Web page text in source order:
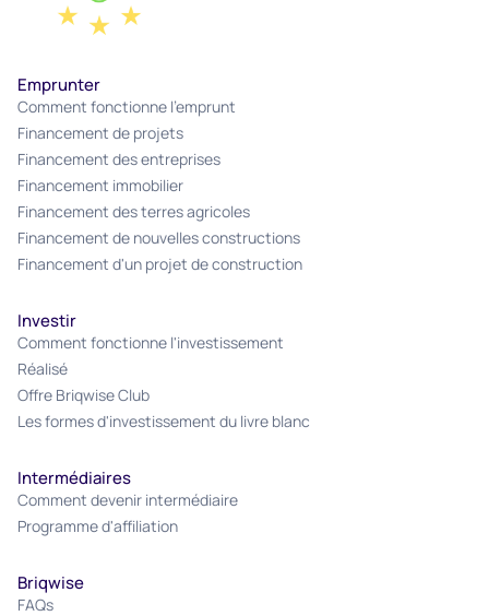
Emprunter
Comment fonctionne l'emprunt
Financement de projets
Financement des entreprises
Financement immobilier
Financement des terres agricoles
Financement de nouvelles constructions
Financement d'un projet de construction
Investir
Comment fonctionne l'investissement
Réalisé
Offre Briqwise Club
Les formes d'investissement du livre blanc
Intermédiaires
Comment devenir intermédiaire
Programme d'affiliation
Briqwise
FAQs